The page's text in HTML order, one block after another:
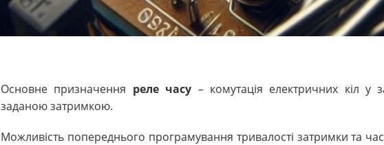
Основне призначення реле часу – комутація електричних кіл у
заданою затримкою.
Можливість попереднього програмування тривалості затримки та